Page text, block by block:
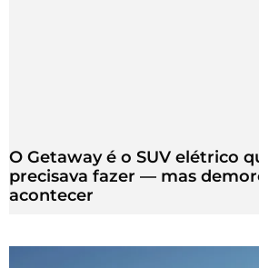
O Getaway é o SUV elétrico
precisava fazer — mas
acontecer